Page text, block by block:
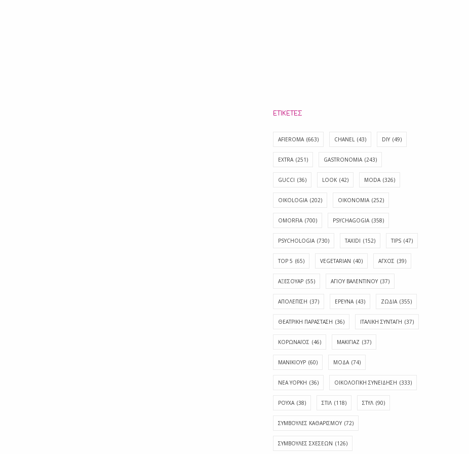
ΕΤΙΚΈΤΕΣ
AFIEROMA (663) CHANEL (43) DIY (49)
EXTRA (251) GASTRONOMIA (243)
GUCCI (36) LOOK (42) MODA (326)
OIKOLOGIA (202) OIKONOMIA (252)
OMORFIA (700) PSYCHAGOGIA (358)
PSYCHOLOGIA (730) TAXIDI (152) TIPS (47)
TOP 5 (65) VEGETARIAN (40) ΑΓΧΟΣ (39)
ΑΞΕΣΟΥΑΡ (55) ΑΓΊΟΥ ΒΑΛΕΝΤΊΝΟΥ (37)
ΑΠΟΛΈΠΙΣΗ (37) ΕΡΕΥΝΑ (43) ΖΩΔΙΑ (355)
ΘΕΑΤΡΙΚΗ ΠΑΡΑΣΤΑΣΗ (36) ΙΤΑΛΙΚΗ ΣΥΝΤΑΓΗ (37)
ΚΟΡΩΝΑΪΟΣ (46) ΜΑΚΙΓΙΑΖ (37)
ΜΑΝΙΚΙΟΥΡ (60) ΜΟΔΑ (74)
ΝΕΑ ΥΟΡΚΗ (36) ΟΙΚΟΛΟΓΙΚΗ ΣΥΝΕΙΔΗΣΗ (333)
ΡΟΥΧΑ (38) ΣΤΙΛ (118) ΣΤΥΛ (90)
ΣΥΜΒΟΥΛΕΣ ΚΑΘΑΡΙΣΜΟΥ (72)
ΣΥΜΒΟΥΛΕΣ ΣΧΕΣΕΩΝ (126)